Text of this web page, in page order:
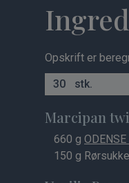
Opskrift er
stk.
Marcipan
660 g
150 g